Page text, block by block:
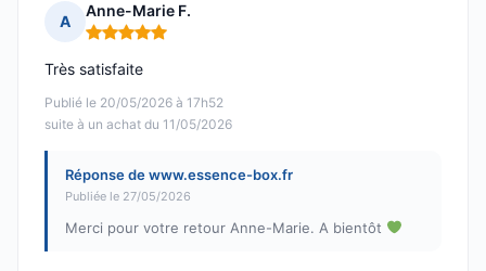
A
Anne-Marie F.
Note : 5 sur 5
Publié le 20/05/2026 à 17h52
suite à un achat du 11/05/2026
Très satisfaite
Réponse de www.essence-box.fr
Publiée le 27/05/2026
Merci pour votre retour Anne-Marie. A bientôt